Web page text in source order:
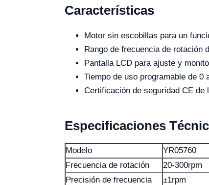
Características
Motor sin escobillas para un
Rango de frecuencia de rotación
Pantalla LCD para ajuste y
Tiempo de uso programable de 0
Certificación de seguridad CE de
Especificaciones
Modelo YR05760
Frecuencia de rotación
20-300rpm
Precisión de frecuencia
±1rpm